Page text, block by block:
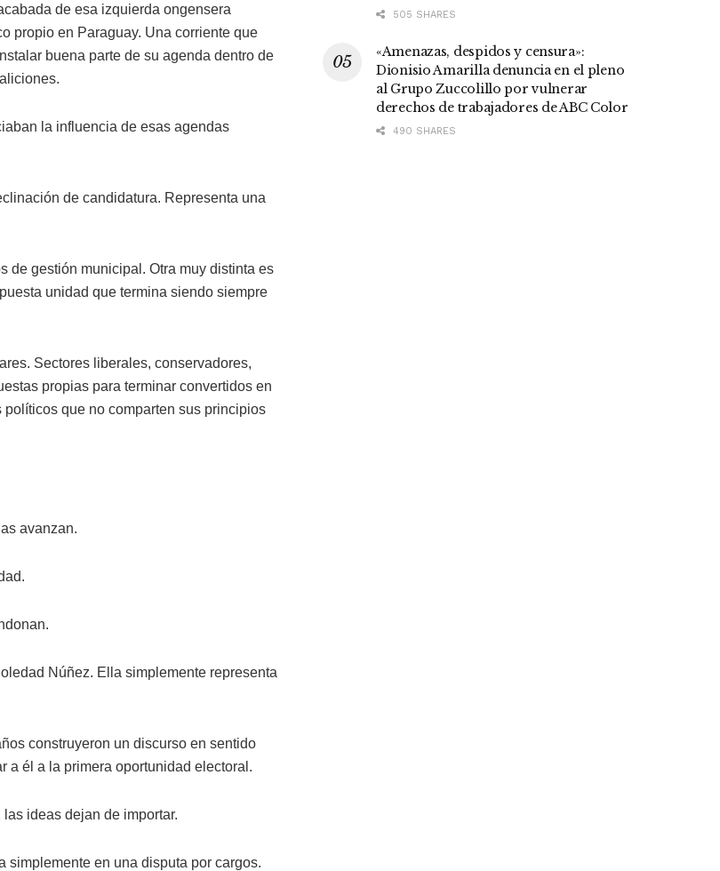
de esa izquierda ongensera
propio en Paraguay. Una corriente que
buena parte de su agenda dentro de
la influencia de esas agendas
de candidatura. Representa una
de gestión municipal. Otra muy distinta es
unidad que termina siendo siempre
Sectores liberales, conservadores,
propias para terminar convertidos en
que no comparten sus principios
avanzan.
Núñez. Ella simplemente representa
construyeron un discurso en sentido
a él a la primera oportunidad electoral.
ideas dejan de importar.
simplemente en una disputa por cargos.
505 SHARES
«Amenazas, despidos y censura»:
Dionisio Amarilla denuncia en el pleno
al Grupo Zuccolillo por vulnerar
derechos de trabajadores de ABC Color
490 SHARES